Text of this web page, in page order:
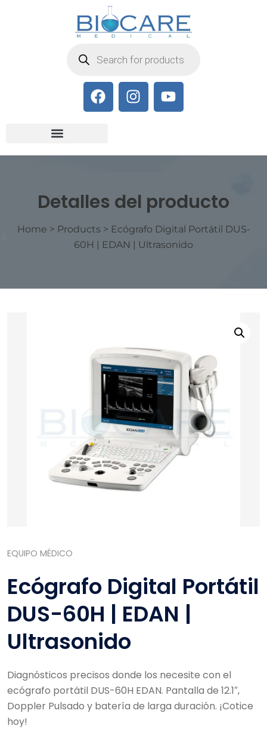
Detalles del producto
Home > Products > Ecógrafo Digital Portátil DUS-
60H | EDAN | Ultrasonido
EQUIPO MÉDICO
Ecógrafo Digital Portátil
DUS-60H | EDAN |
Ultrasonido
Diagnósticos precisos donde los necesite con el
ecógrafo portátil DUS-60H EDAN. Pantalla de 12.1″,
Doppler Pulsado y batería de larga duración. ¡Cotice
hoy!